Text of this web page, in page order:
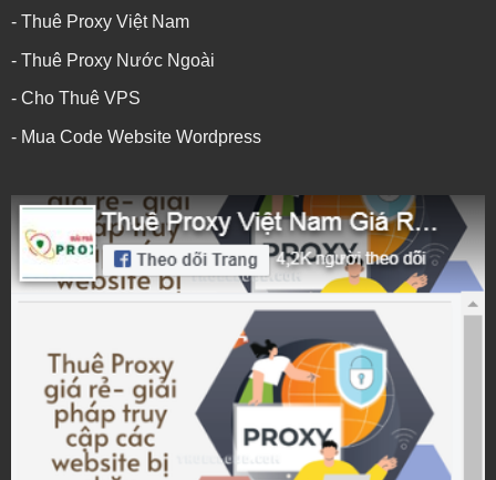
- Thuê Proxy Việt Nam
- Thuê Proxy Nước Ngoài
- Cho Thuê VPS
- Mua Code Website Wordpress